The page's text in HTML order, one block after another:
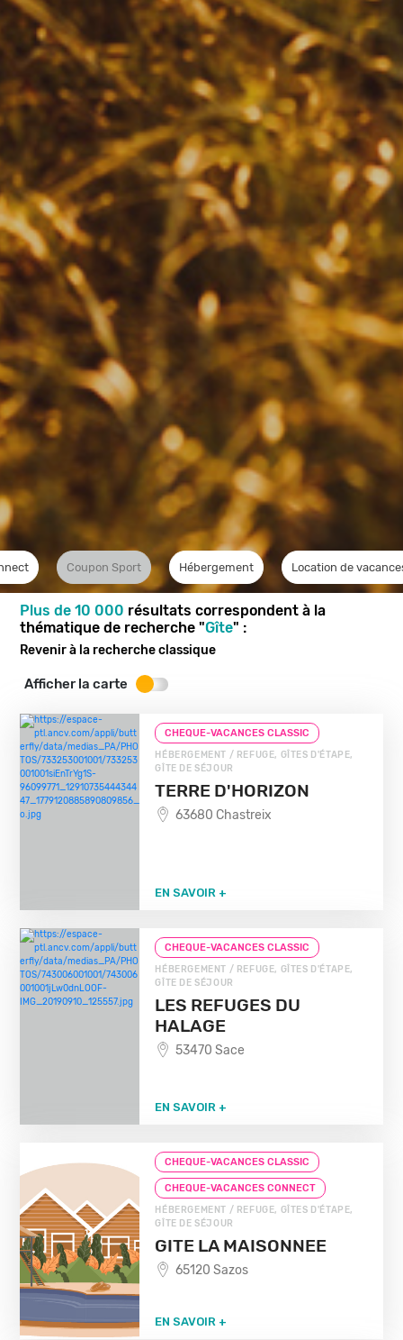
Coupon Sport Hébergement Location de
Plus de 10 000 résultats correspondent à la
thématique de recherche "Gîte" :
Revenir à la recherche classique
Afficher la carte
CHEQUE-VACANCES CLASSIC
HÉBERGEMENT / REFUGE, GÎTES D'ÉTAPE,
GÎTE DE SÉJOUR
TERRE D'HORIZON
63680 Chastreix
EN SAVOIR +
CHEQUE-VACANCES CLASSIC
HÉBERGEMENT / REFUGE, GÎTES D'ÉTAPE,
GÎTE DE SÉJOUR
LES REFUGES DU
HALAGE
53470 Sace
EN SAVOIR +
CHEQUE-VACANCES CLASSIC
CHEQUE-VACANCES CONNECT
HÉBERGEMENT / REFUGE, GÎTES D'ÉTAPE,
GÎTE DE SÉJOUR
GITE LA MAISONNEE
65120 Sazos
EN SAVOIR +